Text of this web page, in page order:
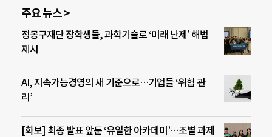
주요 뉴스 >
정몽구재단 장학생들, 과학기술로 ‘미래 난제’ 해법
제시
AI, 지속가능경영의 새 기준으로…기업들 ‘위험 관
리’
[화보] 최종 발표 앞둔 ‘유일한 아카데미’…조별 과제